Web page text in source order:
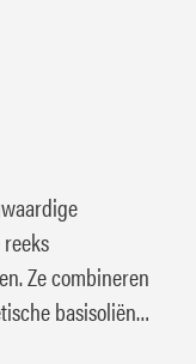
Ze combineren
basisoliën
indikker.